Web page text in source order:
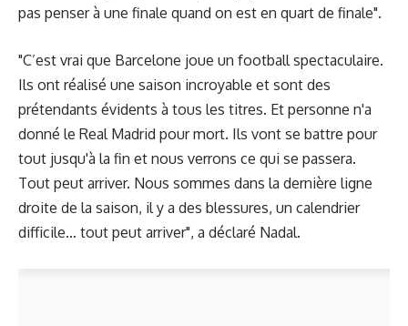
pas penser à une finale quand on est en quart de finale".
"C’est vrai que Barcelone joue un football spectaculaire.
Ils ont réalisé une saison incroyable et sont des
prétendants évidents à tous les titres. Et personne n'a
donné le Real Madrid pour mort. Ils vont se battre pour
tout jusqu'à la fin et nous verrons ce qui se passera.
Tout peut arriver. Nous sommes dans la dernière ligne
droite de la saison, il y a des blessures, un calendrier
difficile… tout peut arriver", a déclaré Nadal.